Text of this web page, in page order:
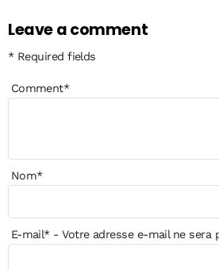
Leave a comment
* Required fields
Comment*
Nom*
E-mail*- Votre adresse e-mail ne sera